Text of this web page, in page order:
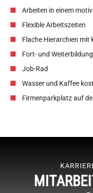
Arbeiten in einem
Flexible Arbeitszeiten
Flache Hierarchien mit
Fort- und
Job-Rad
Wasser und Kaffee
Firmenparkplatz auf